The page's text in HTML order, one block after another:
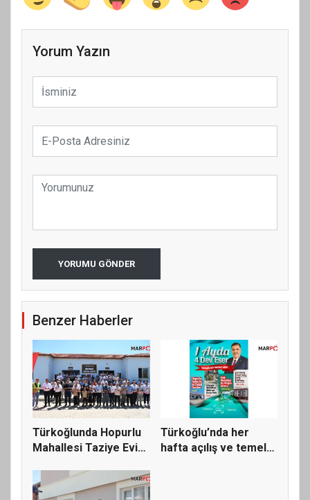
Yorum Yazın
YORUMU GÖNDER
Benzer Haberler
Türkoğlunda Hopurlu
Mahallesi Taziye Evi
Türkoğlu’nda her
hafta açılış ve temel